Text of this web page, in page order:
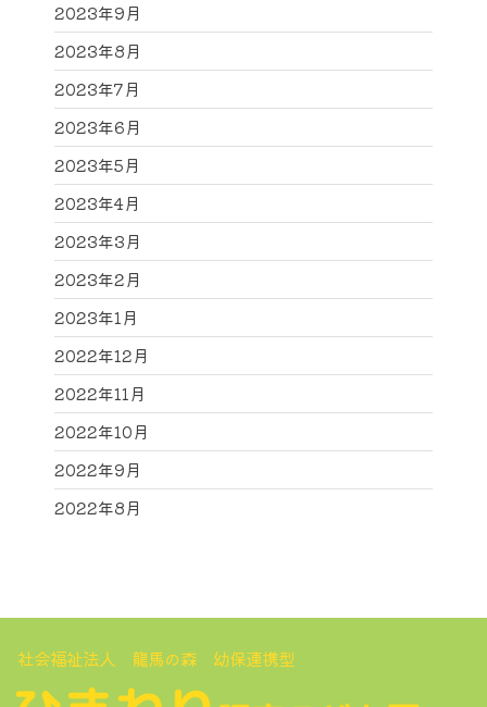
2023年9月
2023年8月
2023年7月
2023年6月
2023年5月
2023年4月
2023年3月
2023年2月
2023年1月
2022年12月
2022年11月
2022年10月
2022年9月
2022年8月
社会福祉法人 龍馬の森 幼保連携型